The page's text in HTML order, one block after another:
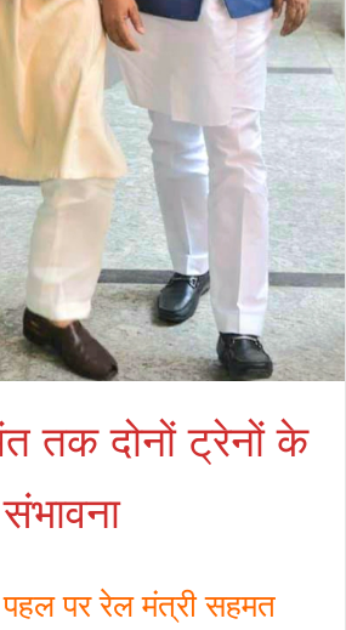
तक दोनों ट्रेनों के
पर रेल मंत्री सहमत